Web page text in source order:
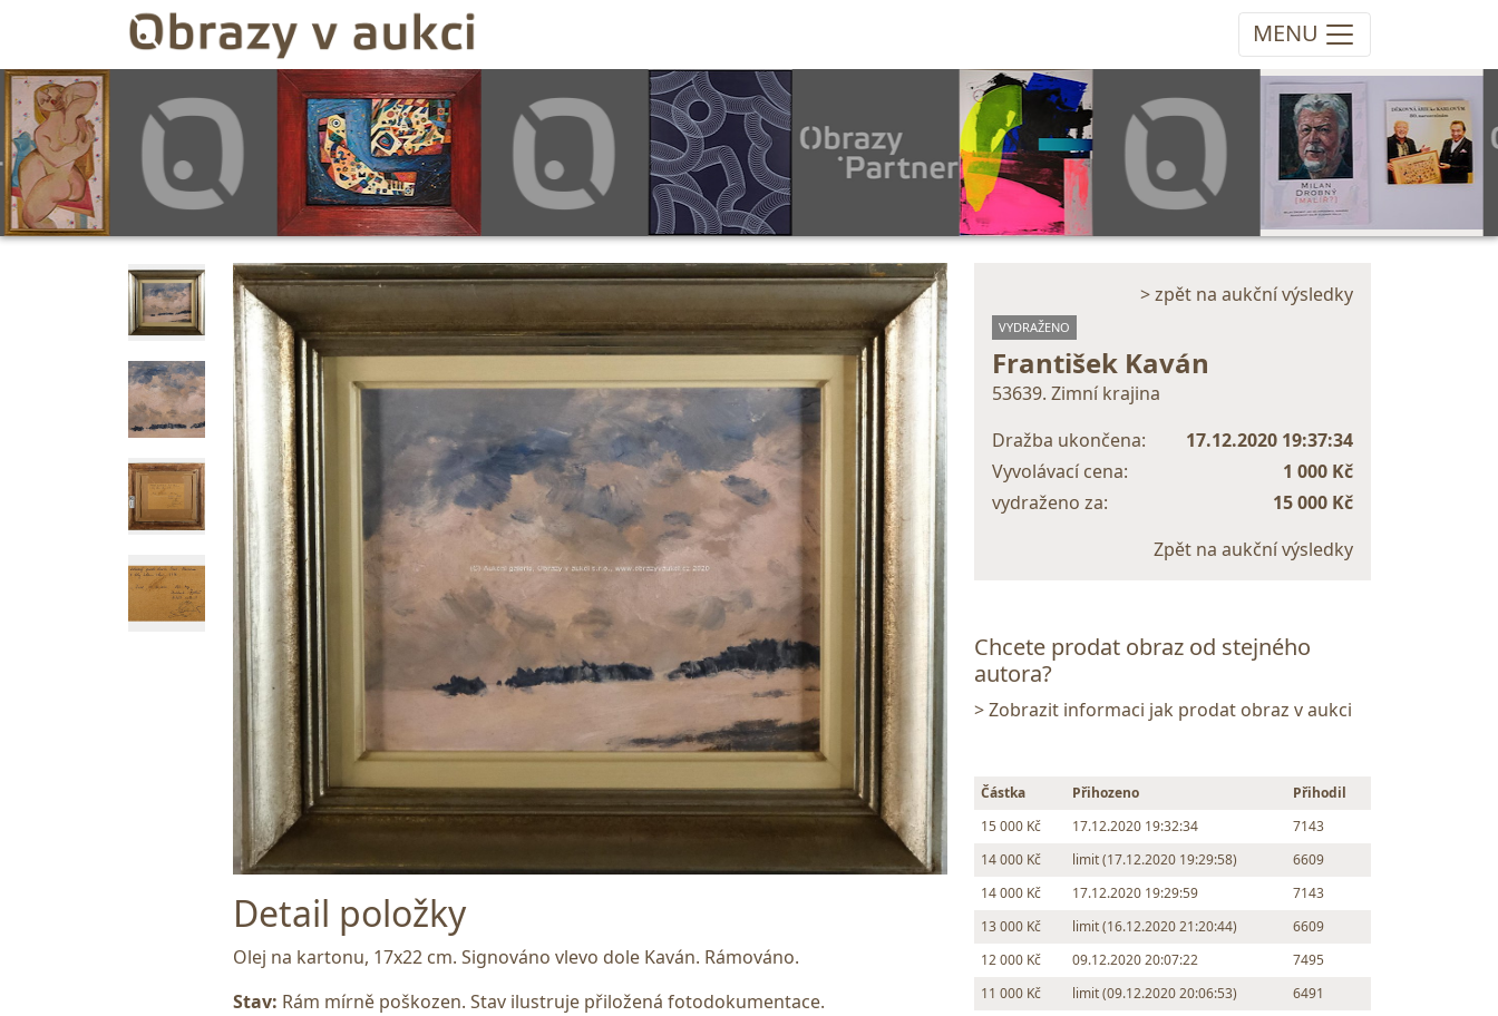
MENU
Detail položky
Olej na kartonu, 17x22 cm. Signováno vlevo dole Kaván. Rámováno.
Stav: Rám mírně poškozen. Stav ilustruje přiložená fotodokumentace.
> zpět na aukční výsledky
VYDRAŽENO
František Kaván
53639. Zimní krajina
Dražba ukončena:
17.12.2020 19:37:34
Vyvolávací cena:
1 000 Kč
vydraženo za:
15 000 Kč
Zpět na aukční výsledky
Chcete prodat obraz od stejného
autora?
> Zobrazit informaci jak prodat obraz v aukci
Částka Přihozeno
Přihodil
15 000 Kč
17.12.2020 19:32:34
7143
14 000 Kč
limit (17.12.2020 19:29:58)
6609
14 000 Kč
17.12.2020 19:29:59
7143
13 000 Kč
limit (16.12.2020 21:20:44)
6609
12 000 Kč
09.12.2020 20:07:22
7495
11 000 Kč
limit (09.12.2020 20:06:53)
6491